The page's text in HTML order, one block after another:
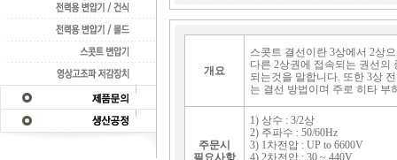
개요
스콧트 결선이란 3상에서 2상
다른 2상권에 접속되는 권선의
되는것을 말합니다. 또한 3상
는 결선 방법이며 주로 히타 부
주문시
필요사항
1) 상수 : 3/2상
2) 주파수 : 50/60Hz
3) 1차전압 : UP to 6600V
4) 2차전압 : 30 ~ 440V